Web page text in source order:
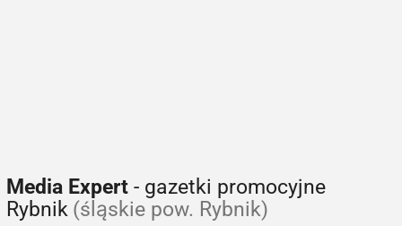
Media Expert - gazetki promocyjne
Rybnik (śląskie pow. Rybnik)